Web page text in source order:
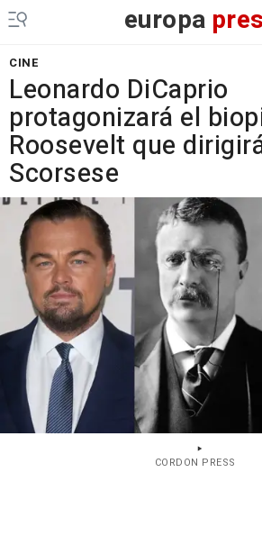
europa
CINE
Leonardo DiCaprio
protagonizará el
Roosevelt que
Scorsese
CORDON PRESS